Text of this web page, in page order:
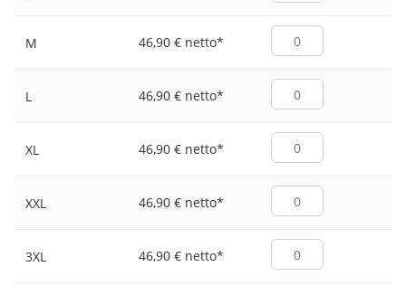
M 46,90 € netto*
L 46,90 € netto*
XL 46,90 € netto*
XXL 46,90 € netto*
3XL 46,90 € netto*